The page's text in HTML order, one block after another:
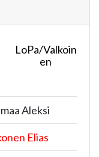
LoPa/Valkoin
en
Aleksi
Elias